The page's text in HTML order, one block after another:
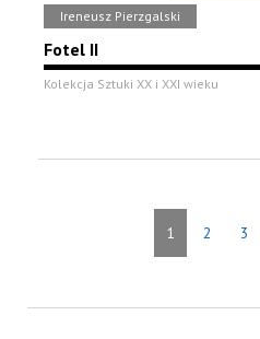
Ireneusz Pierzgalski
Fotel II
Kolekcja Sztuki XX i XXI wieku
1 2 3